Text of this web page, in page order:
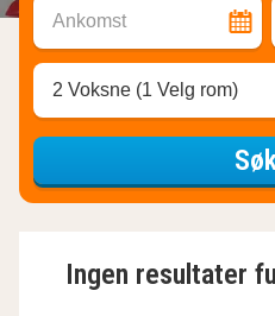
Ankomst
2 Voksne (1 Velg rom)
Ingen resultater